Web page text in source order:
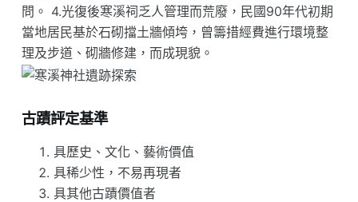
問。 4.光復後寒溪祠乏人管理而荒廢，民國90年代初期
當地居民基於石砌擋土牆傾垮，曾籌措經費進行環境整
理及步道、砌牆修建，而成現貌。
古蹟評定基準
具歷史、文化、藝術價值
具稀少性，不易再現者
具其他古蹟價值者